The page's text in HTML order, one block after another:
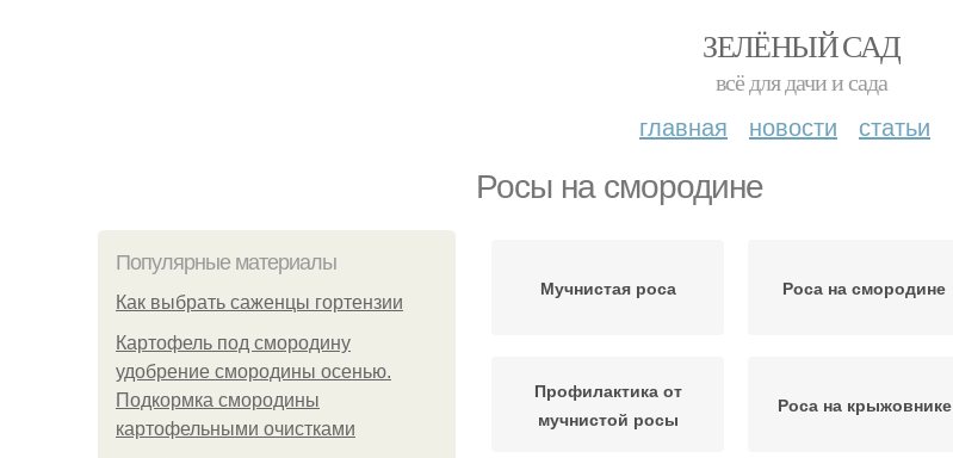
ЗЕЛЁНЫЙ САД
всё для дачи и сада
главная новости статьи
Росы на смородине
Популярные материалы
Как выбрать саженцы гортензии
Картофель под смородину
удобрение смородины осенью.
Подкормка смородины
картофельными очистками
Мучнистая роса Роса на смородине
Профилактика от
мучнистой росы
Роса на крыжовнике